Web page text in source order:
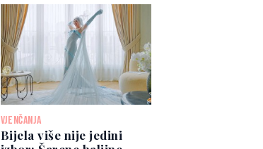
VJENČANJA
Bijela više nije jedini